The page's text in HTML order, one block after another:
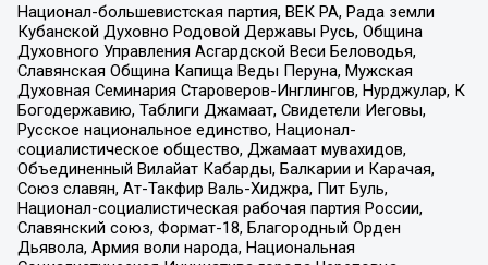
Национал-большевистская партия, ВЕК РА, Рада земли
Кубанской Духовно Родовой Державы Русь, Община
Духовного Управления Асгардской Веси Беловодья,
Славянская Община Капища Веды Перуна, Мужская
Духовная Семинария Староверов-Инглингов, Нурджулар, К
Богодержавию, Таблиги Джамаат, Свидетели Иеговы,
Русское национальное единство, Национал-
социалистическое общество, Джамаат мувахидов,
Объединенный Вилайат Кабарды, Балкарии и Карачая,
Союз славян, Ат-Такфир Валь-Хиджра, Пит Буль,
Национал-социалистическая рабочая партия России,
Славянский союз, Формат-18, Благородный Орден
Дьявола, Армия воли народа, Национальная